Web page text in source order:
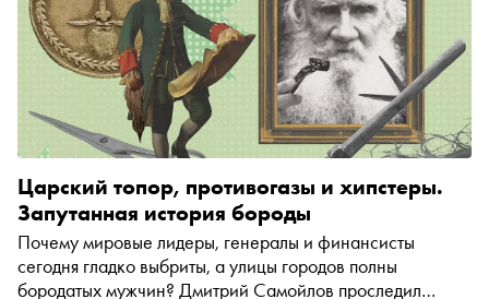
Царский топор, противогазы и хипстеры.
Запутанная история бороды
Почему мировые лидеры, генералы и финансисты
сегодня гладко выбриты, а улицы городов полны
бородатых мужчин? Дмитрий Самойлов проследил